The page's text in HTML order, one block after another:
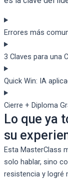
Errores más
3 Claves para una
Quick Win: IA
Cierre + Diploma
Lo que ya
su
Esta MasterClass
solo hablar, sino
resistencia y logré